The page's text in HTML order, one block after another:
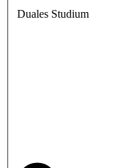
Duales Studium